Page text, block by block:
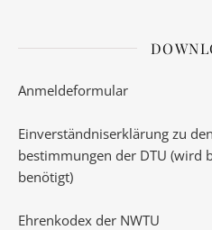
Anmeldeformular
Einverständniserklärung zu
bestimmungen der DTU (wird
benötigt)
Ehrenkodex der NWTU